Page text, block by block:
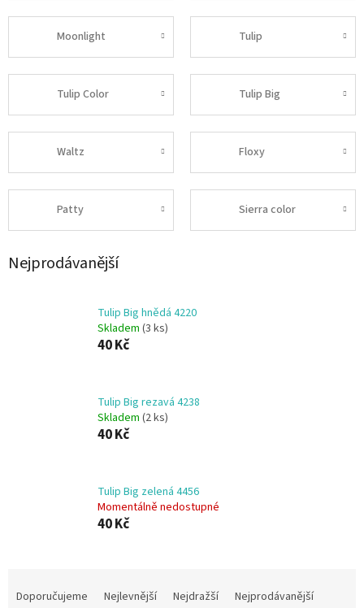
Moonlight Tulip
Tulip Color Tulip Big
Waltz Floxy
Patty Sierra color
Nejprodávanější
Tulip Big hnědá 4220
Skladem (3 ks)
40 Kč
Tulip Big rezavá 4238
Skladem (2 ks)
40 Kč
Tulip Big zelená 4456
Momentálně nedostupné
40 Kč
Doporučujeme Nejlevnější Nejdražší
Nejprodávanější